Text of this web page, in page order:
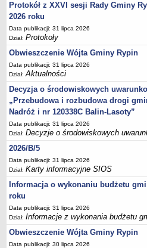
Protokoły
Postać dokumentów
Akty Prawne, Dzienniki Ustaw,
Prawo miejscowe
Zarządzenia
Studium uwarunkowań i kierunków
przestrzennego
Dane przestrzenne - MPZP
Stałe obwody głosowania,
obwodowych komisji wyborczych,
Plan ogólny gminy Rypin
FINANSE GMINY
Budżet
Zmiany budżetu
Wieloletnia Prognoza Finansowa
Majątek gminy
Protokół z XXVI sesji Rady Gminy
2026 roku
Data publikacji: 31 lipca 2026
Dział:Protokoły
Obwieszczenie Wójta Gminy Rypin
Data publikacji: 31 lipca 2026
Dział:Aktualności
Decyzja o środowiskowych
„Przebudowa i rozbudowa drogi
Nadróż i nr 120338C Balin-Lasoty”
Data publikacji: 31 lipca 2026
Dział:Decyzje o środowiskowych
2026/B/5
Data publikacji: 31 lipca 2026
Dział:Karty informacyjne SIOS
Informacja o wykonaniu budżetu
roku
Data publikacji: 31 lipca 2026
Dział:Informacje z wykonania budżetu
Obwieszczenie Wójta Gminy Rypin
Data publikacji: 30 lipca 2026